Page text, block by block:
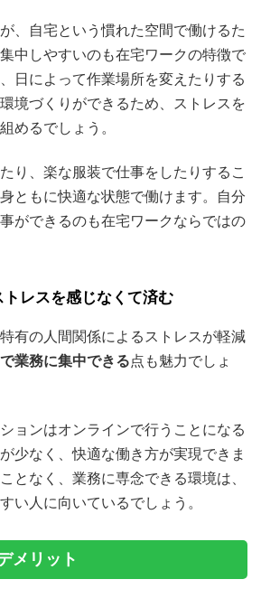
、自宅という慣れた空間で働けるた
中しやすいのも在宅ワークの特徴で
日によって作業場所を変えたりする
境づくりができるため、ストレスを
めるでしょう。
り、楽な服装で仕事をしたりするこ
ともに快適な状態で働けます。自分
ができるのも在宅ワークならではの
レスを感じなくて済む
有の人間関係によるストレスが軽減
業務に集中できる点も魅力でしょ
ョンはオンラインで行うことになる
少なく、快適な働き方が実現できま
となく、業務に専念できる環境は、
い人に向いているでしょう。
メリット